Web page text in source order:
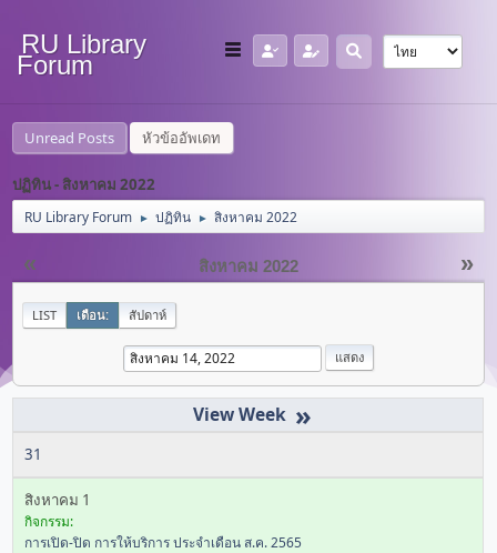
RU Library
Forum
Unread Posts หัวข้ออัพเดท
ปฏิทิน - สิงหาคม 2022
RU Library Forum ► ปฏิทิน ► สิงหาคม 2022
« »
สิงหาคม 2022
LIST เดือน: สัปดาห์
»
31
สิงหาคม 1
กิจกรรม:
การเปิด-ปิด การให้บริการ ประจำเดือน ส.ค. 2565